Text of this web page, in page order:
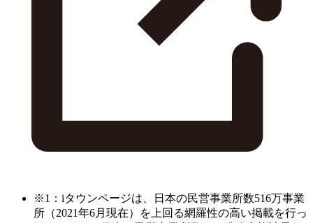
※1：iタウンページは、日本の民営事業所数516万事業
所（2021年6月現在）を上回る網羅性の高い掲載を行っ